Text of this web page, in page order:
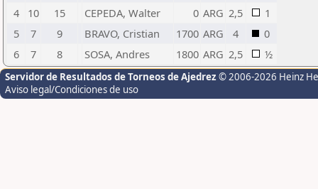
4
10 15 CEPEDA, Walter 0 ARG 2,5
1
5
7 9 BRAVO, Cristian 1700 ARG 4
0
6
7 8 SOSA, Andres 1800 ARG 2,5 ½
Servidor de Resultados de Torneos de Ajedrez © 2006-2026 Heinz
Aviso legal/Condiciones de uso